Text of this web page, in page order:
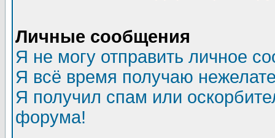
Личные сообщения
Я не могу отправить личное
Я всё время получаю
Я получил спам или
форума!